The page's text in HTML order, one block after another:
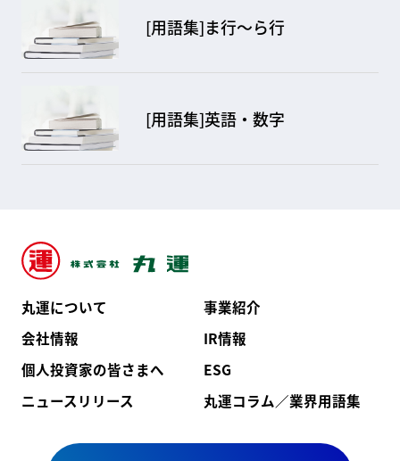
[用語集]ま行～ら行
[用語集]英語・数字
丸運について
事業紹介
会社情報
IR情報
個人投資家の皆さまへ
ESG
ニュースリリース
丸運コラム／業界用語集